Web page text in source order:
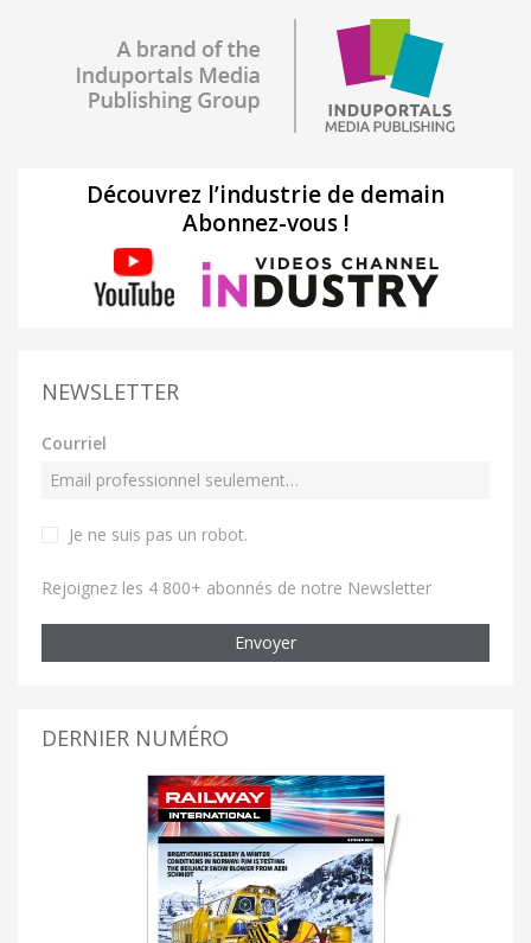
Découvrez l’industrie de demain
Abonnez-vous !
NEWSLETTER
Courriel
Je ne suis pas un robot.
Rejoignez les 4 800+ abonnés de notre Newsletter
Envoyer
DERNIER NUMÉRO